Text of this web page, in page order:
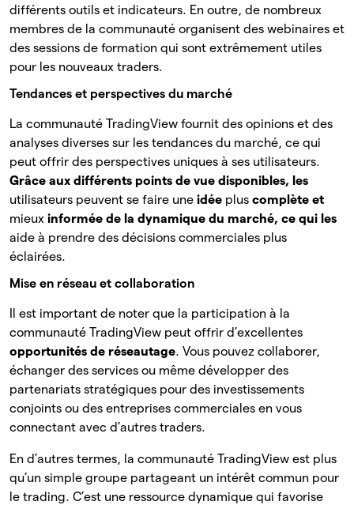
différents outils et indicateurs. En outre, de nombreux
membres de la communauté organisent des webinaires et
des sessions de formation qui sont extrêmement utiles
pour les nouveaux traders.
Tendances et perspectives du marché
La communauté TradingView fournit des opinions et des
analyses diverses sur les tendances du marché, ce qui
peut offrir des perspectives uniques à ses utilisateurs.
Grâce aux différents points de vue disponibles, les
utilisateurs peuvent se faire une idée plus complète et
mieux informée de la dynamique du marché, ce qui les
aide à prendre des décisions commerciales plus
éclairées.
Mise en réseau et collaboration
Il est important de noter que la participation à la
communauté TradingView peut offrir d’excellentes
opportunités de réseautage. Vous pouvez collaborer,
échanger des services ou même développer des
partenariats stratégiques pour des investissements
conjoints ou des entreprises commerciales en vous
connectant avec d’autres traders.
En d’autres termes, la communauté TradingView est plus
qu’un simple groupe partageant un intérêt commun pour
le trading. C’est une ressource dynamique qui favorise